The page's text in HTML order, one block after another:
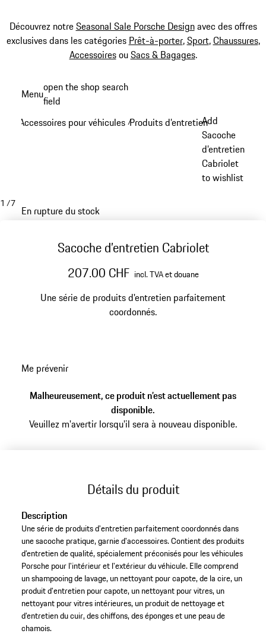
Découvrez notreSeasonal Sale Porsche Designavec des offres
exclusives dans les catégories Prêt-à-porter,Sport,Chaussures,
AccessoiresouSacs & Bagages.
principal
Menuopen the shop search
field
Accessoires pour véhicules /Produits d’entretien et outils
Add
Sacoche
d’entretien
Cabriolet
to wishlist
1 /7
En rupture du stock
Sacoche d’entretien Cabriolet
207.00 CHF incl. TVA et douane
Une série de produits d'entretien parfaitement
coordonnés.
Me prévenir
Malheureusement, ce produit n’est actuellement pas
disponible.
Veuillez m'avertir lorsqu'il sera à nouveau disponible.
Détails du produit
Description
Une série de produits d'entretien parfaitement coordonnés dans
une sacoche pratique, garnie d'accessoires. Contient des produits
d’entretien de qualité, spécialement préconisés pour les véhicules
Porsche pour l'intérieur et l'extérieur du véhicule. Elle comprend
un shampooing de lavage, un nettoyant pour capote, de la cire, un
produit d'entretien pour capote, un nettoyant pour vitres, un
nettoyant pour vitres intérieures, un produit de nettoyage et
d’entretien du cuir, des chiffons, des éponges et une peau de
chamois.